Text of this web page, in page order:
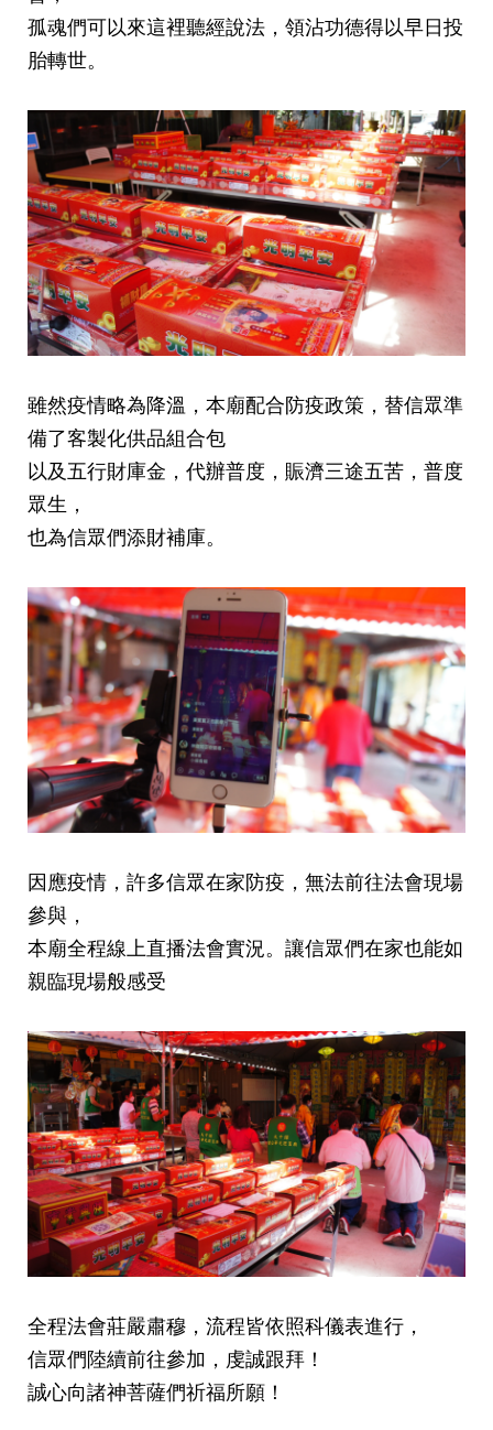
孤魂們可以來這裡聽經說法 ，領沾功德得以早日投
胎轉世。
雖然疫情略為降溫 ，本廟配合防疫政策，替信眾準
備了客製化供品組合包
以及五行財庫金 ， 代辦普度，賑濟三途五苦，普度
眾生 ，
也為信眾們添財補庫。
因應疫情 ， 許多信眾在家防疫 ， 無法前往法會現場
參與，
本廟全程線上直播法會實況。讓信眾們在家也能如
親臨現場般感受
全程法會莊嚴肅穆 ，流程皆依照科儀表進行 ，
信眾們陸續前往參加 ，虔誠跟拜！
誠心向諸神菩薩們祈福所願！